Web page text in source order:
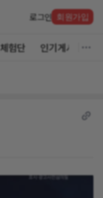
로그인 회원가입
체험단 인기게시글